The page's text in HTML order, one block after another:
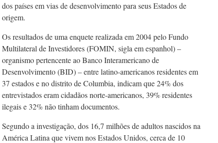
dos países em vias de desenvolvimento para seus Estados de
origem.
Os resultados de uma enquete reali­zada­ em 2004 pelo Fundo
Multilateral de In­ves­tidores (FOMIN, sigla em espanhol) –
organismo pertencente ao Banco Interamericano de
Desenvolvimento (BID) – entre latino-americanos residentes em
37 estados e no distrito de Columbia, indicam que 24% dos
entrevistados eram cidadãos norte-americanos, 39% residentes
ilegais e 32% não tinham documentos.
Segundo a investigação, dos 16,7 milhões de adultos nascidos na
América Latina que vivem nos Estados Unidos, cerca de 10